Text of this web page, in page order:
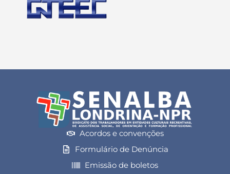
Acordos e convenções
Formulário de Denúncia
Emissão de boletos